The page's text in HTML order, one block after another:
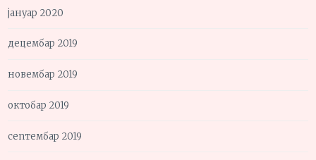
јануар 2020
децембар 2019
новембар 2019
октобар 2019
септембар 2019